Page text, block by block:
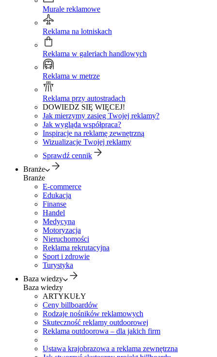
Murale reklamowe
Reklama na lotniskach
Reklama w galeriach handlowych
Reklama w metrze
Reklama przy autostradach
DOWIEDZ SIĘ WIĘCEJ!
Jak mierzymy zasięg Twojej reklamy?
Jak wygląda współpraca?
Inspiracje na reklamę zewnętrzną
Wizualizacje Twojej reklamy
Sprawdź cennik
Branże
Branże
E-commerce
Edukacja
Finanse
Handel
Medycyna
Motoryzacja
Nieruchomości
Reklama rekrutacyjna
Sport i zdrowie
Turystyka
Baza wiedzy
Baza wiedzy
ARTYKUŁY
Ceny billboardów
Rodzaje nośników reklamowych
Skuteczność reklamy outdoorowej
Reklama outdoorowa – dla jakich firm
Ustawa krajobrazowa a reklama zewnętrzna